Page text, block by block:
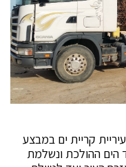
קריית ים במבצע
הים ההולכת ונשלמת